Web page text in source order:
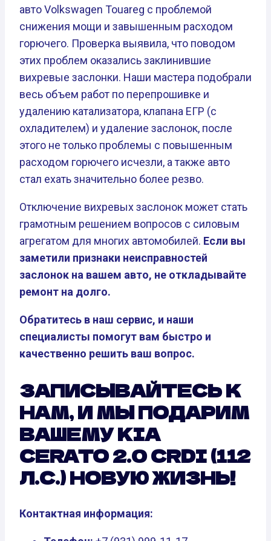
авто Volkswagen Touareg с проблемой
снижения мощи и завышенным расходом
горючего. Проверка выявила, что поводом
этих проблем оказались заклинившие
вихревые заслонки. Наши мастера подобрали
весь объем работ по перепрошивке и
удалению катализатора, клапана ЕГР (с
охладителем) и удаление заслонок, после
этого не только проблемы с повышенным
расходом горючего исчезли, а также авто
стал ехать значительно более резво.
Отключение вихревых заслонок может стать
грамотным решением вопросов с силовым
агрегатом для многих автомобилей. Если вы
заметили признаки неисправностей
заслонок на вашем авто, не откладывайте
ремонт на долго.
Обратитесь в наш сервис, и наши
специалисты помогут вам быстро и
качественно решить ваш вопрос.
ЗАПИСЫВАЙТЕСЬ К
НАМ, И МЫ ПОДАРИМ
ВАШЕМУ KIA
CERATO 2.0 CRDI (112
Л.С.) НОВУЮ ЖИЗНЬ!
Контактная информация: